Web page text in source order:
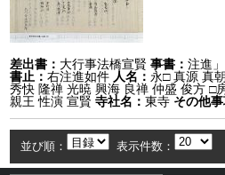
差出書： 大行事法橋宣賢 事書：注進
書止：右注進如件 人名： 永□ 真源 真
秀快 隆禅 光暁 興海 良禅 仲盛 俊方 □
親王 性演 宣賢 寺社名：東寺 その他
並び順： 表示件数：